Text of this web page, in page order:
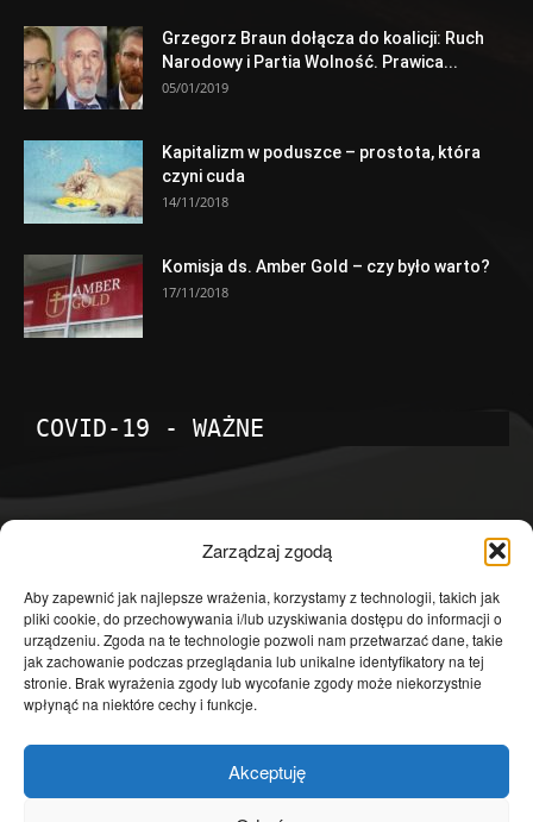
Zarządzaj zgodą
Aby zapewnić jak najlepsze wrażenia, korzystamy z technologii, takich jak
pliki cookie, do przechowywania i/lub uzyskiwania dostępu do informacji o
urządzeniu. Zgoda na te technologie pozwoli nam przetwarzać dane, takie
jak zachowanie podczas przeglądania lub unikalne identyfikatory na tej
stronie. Brak wyrażenia zgody lub wycofanie zgody może niekorzystnie
wpłynąć na niektóre cechy i funkcje.
Akceptuję
Grzegorz Braun dołącza do koalicji: Ruch
Narodowy i Partia Wolność. Prawica...
05/01/2019
Kapitalizm w poduszce – prostota, która
czyni cuda
14/11/2018
Komisja ds. Amber Gold – czy było warto?
17/11/2018
COVID-19 - WAŻNE
Temat dnia
4601
Publicystyka
4363
Polityka
3639
Polska
Społeczeństwo
2823